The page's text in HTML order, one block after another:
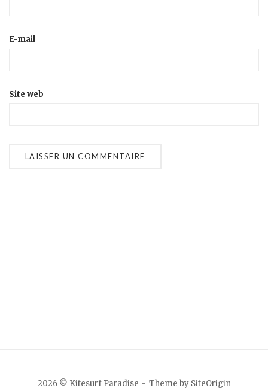
E-mail
Site web
2026 © Kitesurf Paradise Theme by SiteOrigin